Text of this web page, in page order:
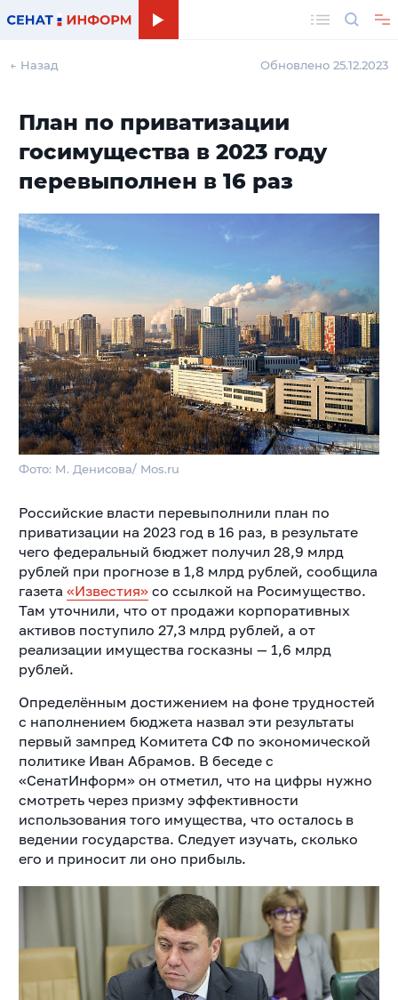
← Назад Обновлено 25.12.2023
План по приватизации
госимущества в 2023 году
перевыполнен в 16 раз
Фото: М. Денисова/ Mos.ru
Российские власти перевыполнили план по
приватизации на 2023 год в 16 раз, в результате
чего федеральный бюджет получил 28,9 млрд
рублей при прогнозе в 1,8 млрд рублей, сообщила
газета «Известия»со ссылкой на Росимущество.
Там уточнили, что от продажи корпоративных
активов поступило 27,3 млрд рублей, а от
реализации имущества госказны — 1,6 млрд
рублей.
Определённым достижением на фоне трудностей
с наполнением бюджета назвал эти результаты
первый зампред Комитета СФ по экономической
политике Иван Абрамов. В беседе с
«СенатИнформ» он отметил, что на цифры нужно
смотреть через призму эффективности
использования того имущества, что осталось в
ведении государства. Следует изучать, сколько
его и приносит ли оно прибыль.